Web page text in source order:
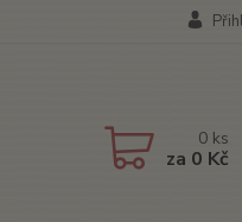
0 ks
za 0 Kč